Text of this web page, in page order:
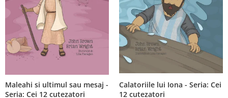
Diverse
Lupta Spirituala
Schimbarea caracterului
Slujire
Suferinta
Viata din belsug
Viata de zi cu zi
Maleahi si ultimul sau mesaj -
Seria: Cei 12 cutezatori
Calatoriile lui Iona - Seria: Cei
12 cutezatori